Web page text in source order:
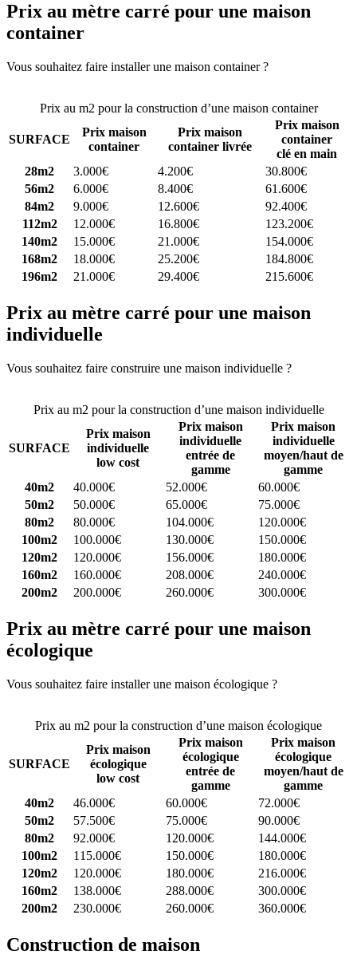
Prix au mètre carré pour une maison
container
Vous souhaitez faire installer une maison container ?
Prix au m2 pour la construction d’une maison container
SURFACE
Prix maison
container
Prix maison
container livrée
Prix maison
container
clé en main
28m2
3.000€ 4.200€
30.800€
56m2
6.000€ 8.400€
61.600€
84m2
9.000€ 12.600€
92.400€
112m2
12.000€ 16.800€
123.200€
140m2
15.000€ 21.000€
154.000€
168m2
18.000€ 25.200€
184.800€
196m2
21.000€ 29.400€ 215.600€
Prix au mètre carré pour une maison
individuelle
Vous souhaitez faire construire une maison individuelle ?
Prix au m2 pour la construction d’une maison individuelle
SURFACE
Prix maison
individuelle
low cost
Prix maison
individuelle
entrée de
gamme
Prix maison
individuelle
moyen/haut de
gamme
40m2
40.000€ 52.000€
60.000€
50m2
50.000€ 65.000€
75.000€
80m2
80.000€ 104.000€
120.000€
100m2
100.000€ 130.000€
150.000€
120m2
120.000€ 156.000€
180.000€
160m2
160.000€ 208.000€
240.000€
200m2
200.000€ 260.000€ 300.000€
Prix au mètre carré pour une maison
écologique
Vous souhaitez faire installer une maison écologique ?
Prix au m2 pour la construction d’une maison écologique
SURFACE
Prix maison
écologique
low cost
Prix maison
écologique
entrée de
gamme
Prix maison
écologique
moyen/haut de
gamme
40m2
46.000€ 60.000€
72.000€
50m2
57.500€ 75.000€
90.000€
80m2
92.000€ 120.000€
144.000€
100m2
115.000€ 150.000€
180.000€
120m2
120.000€ 180.000€
216.000€
160m2
138.000€ 288.000€
300.000€
200m2
230.000€ 260.000€ 360.000€
Construction de maison